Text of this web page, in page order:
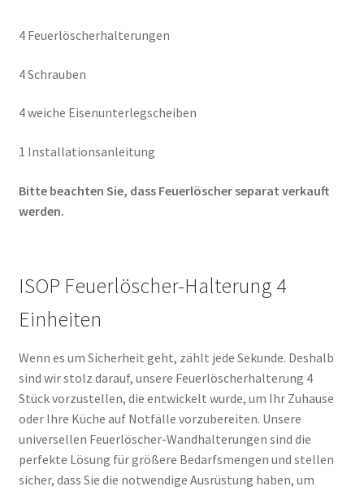
4 Feuerlöscherhalterungen
4 Schrauben
4 weiche Eisenunterlegscheiben
1 Installationsanleitung
Bitte beachten Sie, dass Feuerlöscher separat verkauft
werden.
ISOP Feuerlöscher-Halterung 4
Einheiten
Wenn es um Sicherheit geht, zählt jede Sekunde. Deshalb
sind wir stolz darauf, unsere Feuerlöscherhalterung 4
Stück vorzustellen, die entwickelt wurde, um Ihr Zuhause
oder Ihre Küche auf Notfälle vorzubereiten. Unsere
universellen Feuerlöscher-Wandhalterungen sind die
perfekte Lösung für größere Bedarfsmengen und stellen
sicher, dass Sie die notwendige Ausrüstung haben, um